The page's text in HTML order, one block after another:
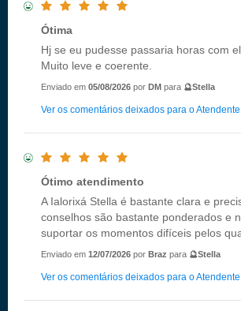
Ótima
Hj se eu pudesse passaria horas com
Muito leve e coerente.
Enviado em 05/08/2026 por DM para 🔮Stella
Ver os comentários deixados para o Atendente
Ótimo atendimento
A Ialorixá Stella é bastante clara e
conselhos são bastante ponderados e
suportar os momentos difíceis pelos
Enviado em 12/07/2026 por Braz para 🔮Stella
Ver os comentários deixados para o Atendente